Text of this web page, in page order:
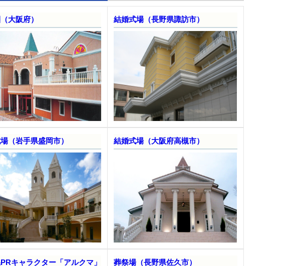
大阪府） 結婚式場（長野県諏訪市）
（岩手県盛岡市） 結婚式場（大阪府高槻市）
キャラクター「アルクマ」 葬祭場（長野県佐久市）